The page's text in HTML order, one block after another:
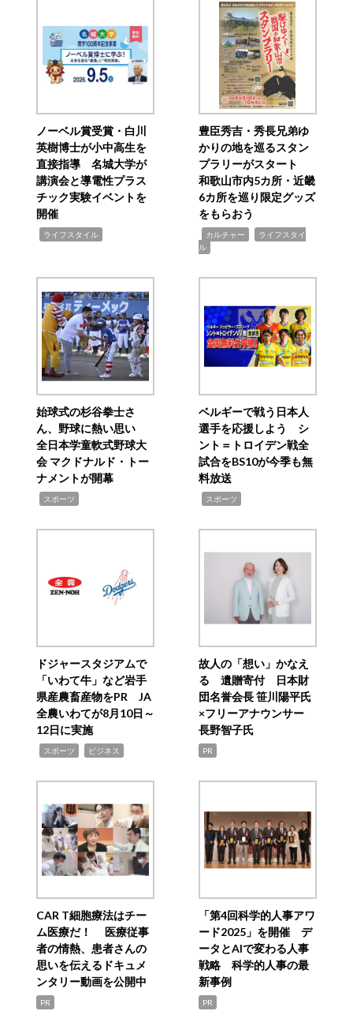
ノーベル賞受賞・白川
英樹博士が小中高生を
直接指導 名城大学が
講演会と導電性プラス
チック実験イベントを
開催
ライフスタイル
豊臣秀吉・秀長兄弟ゆ
かりの地を巡るスタン
プラリーがスタート
和歌山市内5カ所・近畿
6カ所を巡り限定グッズ
をもらおう
カルチャー
ライフスタイ
ル
始球式の杉谷拳士さ
ん、野球に熱い思い
全日本学童軟式野球大
会 マクドナルド・トー
ナメントが開幕
スポーツ
ベルギーで戦う日本人
選手を応援しよう シ
ント＝トロイデン戦全
試合をBS10が今季も無
料放送
スポーツ
ドジャースタジアムで
「いわて牛」など岩手
県産農畜産物をPR JA
全農いわてが8月10日～
12日に実施
スポーツ ビジネス
故人の「想い」かなえ
る 遺贈寄付 日本財
団名誉会長 笹川陽平氏
×フリーアナウンサー
長野智子氏
PR
CAR T細胞療法はチー
ム医療だ！ 医療従事
者の情熱、患者さんの
思いを伝えるドキュメ
ンタリー動画を公開中
PR
「第4回科学的人事アワ
ード2025」を開催 デ
ータとAIで変わる人事
戦略 科学的人事の最
新事例
PR